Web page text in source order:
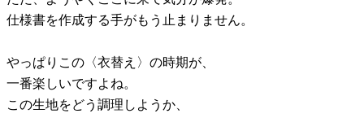
仕様書を作成する手がもう止まりません。
やっぱりこの〈衣替え〉の時期が、
一番楽しいですよね。
この生地をどう調理しようか、